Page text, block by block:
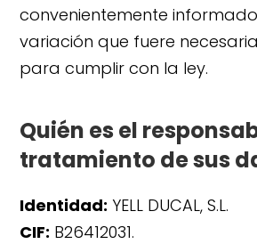
convenientemente
variación que fuere
para cumplir con la ley.
Quién es el
tratamiento de sus
Identidad: YELL DUCAL, S.L.
CIF: B26412031.